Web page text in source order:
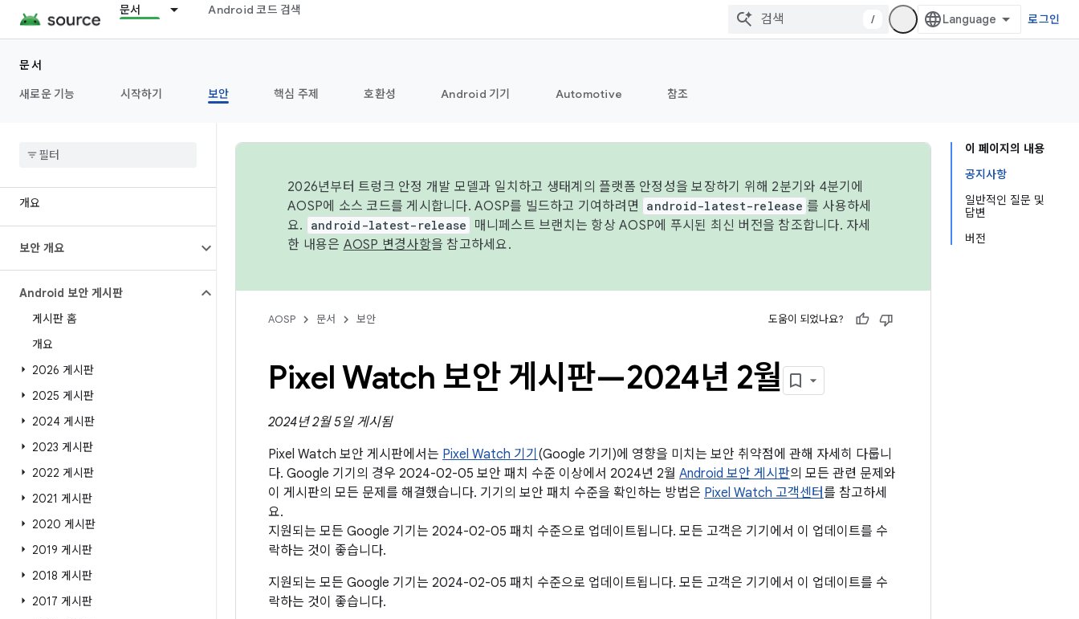
문서 Android 코드 검색
/ 로그인
문서
새로운 기능
시작하기 보안 핵심 주제 호환성 Android 기기 Automotive 참조
개요
보안 개요
Android 보안 게시판
게시판 홈
개요
2026 게시판
2025 게시판
2024 게시판
2023 게시판
2022 게시판
2021 게시판
2020 게시판
2019 게시판
2018 게시판
2017 게시판
이 페이지의 내용
공지사항
일반적인 질문 및
답변
버전
2026년부터 트렁크 안정 개발 모델과 일치하고 생태계의 플랫폼 안정성을 보장하기 위해 2분기와 4분기에
AOSP에 소스 코드를 게시합니다. AOSP를 빌드하고 기여하려면
android-latest-release 를 사용하세
요.
android-latest-release
매니페스트 브랜치는 항상 AOSP에 푸시된 최신 버전을 참조합니다. 자세
한 내용은 AOSP 변경사항을 참고하세요.
AOSP 문서 보안 도움이 되었나요?
Pixel Watch 보안 게시판—2024년 2월
2024년 2월 5일 게시됨
Pixel Watch 보안 게시판에서는 Pixel Watch 기기 (Google 기기)에 영향을 미치는 보안 취약점에 관해 자세히 다룹니
다. Google 기기의 경우 2024-02-05 보안 패치 수준 이상에서 2024년 2월 Android 보안 게시판의 모든 관련 문제와
이 게시판의 모든 문제를 해결했습니다. 기기의 보안 패치 수준을 확인하는 방법은 Pixel Watch 고객센터를 참고하세
요.
지원되는 모든 Google 기기는 2024-02-05 패치 수준으로 업데이트됩니다. 모든 고객은 기기에서 이 업데이트를 수
락하는 것이 좋습니다.
지원되는 모든 Google 기기는 2024-02-05 패치 수준으로 업데이트됩니다. 모든 고객은 기기에서 이 업데이트를 수
락하는 것이 좋습니다.